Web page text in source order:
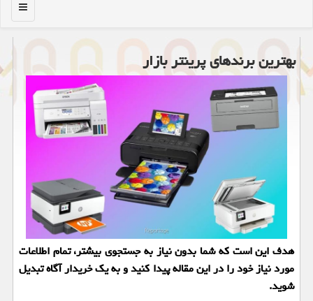
منو
بهترین برندهای پرینتر بازار
هدف این است که شما بدون نیاز به جستجوی بیشتر، تمام اطلاعات
مورد نیاز خود را در این مقاله پیدا کنید و به یک خریدار آگاه تبدیل
شوید.